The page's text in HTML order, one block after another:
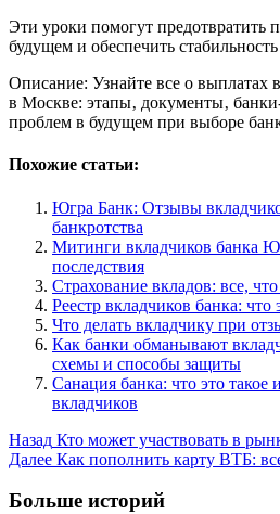
Эти уроки помогут предотвратить
будущем и обеспечить
Описание: Узнайте все о выплатах
в Москве: этапы‚ документы‚
проблем в будущем при выборе
Похожие статьи:
Югра Банк: Отзывы
банкротства
Митинги вкладчиков банка
последствия
Страхование вкладов: все,
Реестр вкладчиков банка: что
Что делать вкладчику при
Как банки обманывают
схемы и способы защиты
Санация банка: что это такое
вкладчиков
Post
Navigation
Назад Кто может участвовать в
Далее Как пополнить карту ВТБ:
Больше историй